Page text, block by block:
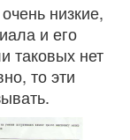
низкие,
и его
таковых нет
то эти